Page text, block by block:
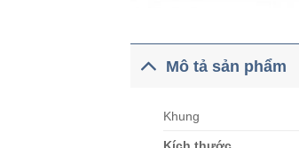
Mô tả sản phẩm
Khung